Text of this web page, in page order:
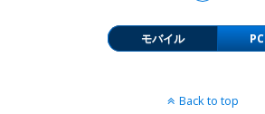
モバイル PC
Back to top